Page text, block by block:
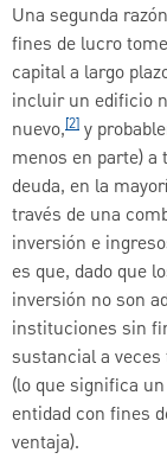
Una segunda
fines de lucro
capital a largo
incluir un edificio
nuevo,[2] y
menos en parte) a
deuda, en la
través de una
inversión e
es que, dado que
inversión no son
instituciones sin
sustancial a
(lo que significa
entidad con fines
ventaja).